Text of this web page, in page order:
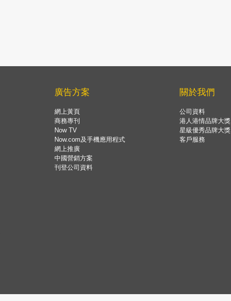
廣告方案
網上黃頁
商務專刊
Now TV
Now.com及手機應用程式
網上推廣
中國營銷方案
刊登公司資料
關於我們
公司資料
港人港情品牌大獎
星級優秀品牌大獎
客戶服務